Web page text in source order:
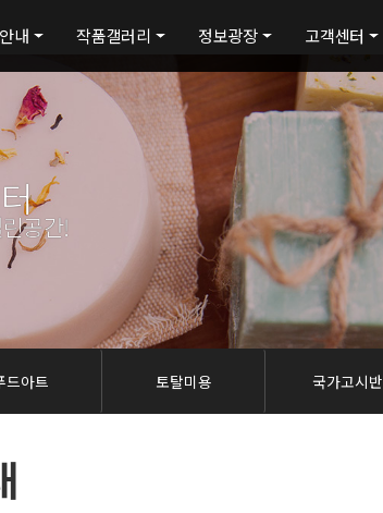
내 작품갤러리 정보광장 고객센터
공간!
드아트 토탈미용 국가고시반